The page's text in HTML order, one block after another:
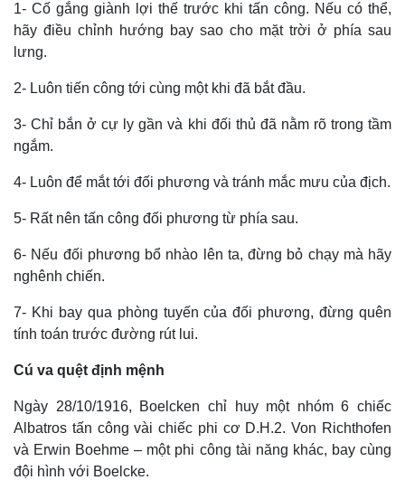
Thể thao
Lịch thi đấu bóng đá
Thế giới thể thao
eSports
Hậu trường
Ô tô - Xe máy
Xe máy
Tư vấn
1- Cố gắng giành lợi thế trước khi tấn công. Nếu có thể,
hãy điều chỉnh hướng bay sao cho mặt trời ở phía sau
lưng.
2- Luôn tiến công tới cùng một khi đã bắt đầu.
3- Chỉ bắn ở cự ly gần và khi đối thủ đã nằm rõ trong tầm
ngắm.
4- Luôn để mắt tới đối phương và tránh mắc mưu của địch.
5- Rất nên tấn công đối phương từ phía sau.
6- Nếu đối phương bổ nhào lên ta, đừng bỏ chạy mà hãy
nghênh chiến.
7- Khi bay qua phòng tuyến của đối phương, đừng quên
tính toán trước đường rút lui.
Cú va quệt định mệnh
Ngày 28/10/1916, Boelcken chỉ huy một nhóm 6 chiếc
Albatros tấn công vài chiếc phi cơ D.H.2. Von Richthofen
và Erwin Boehme – một phi công tài năng khác, bay cùng
đội hình với Boelcke.